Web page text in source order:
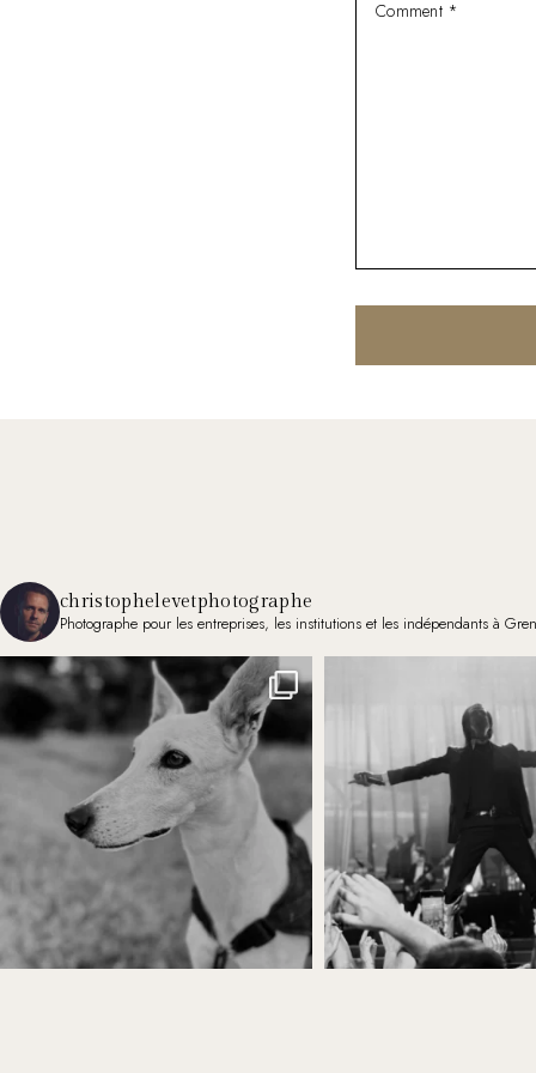
christophelevetphotographe
Photographe pour les entreprises, les institutions et les indépendants à